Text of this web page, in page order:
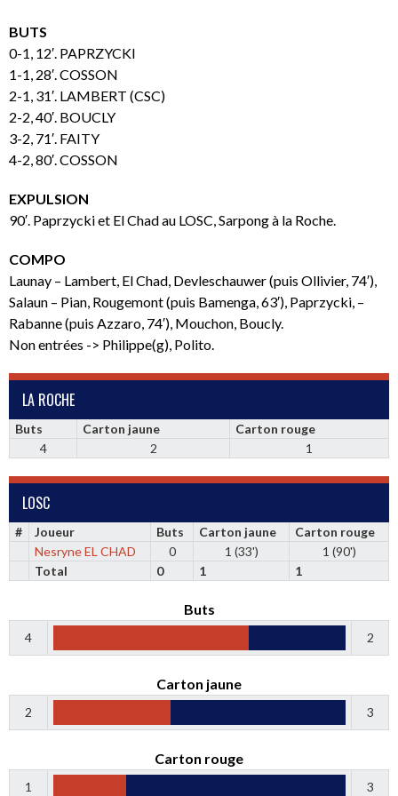
BUTS
0-1, 12′. PAPRZYCKI
1-1, 28′. COSSON
2-1, 31′. LAMBERT (CSC)
2-2, 40′. BOUCLY
3-2, 71′. FAITY
4-2, 80′. COSSON
EXPULSION
90′. Paprzycki et El Chad au LOSC, Sarpong à la Roche.
COMPO
Launay – Lambert, El Chad, Devleschauwer (puis Ollivier, 74′),
Salaun – Pian, Rougemont (puis Bamenga, 63′), Paprzycki, –
Rabanne (puis Azzaro, 74′), Mouchon, Boucly.
Non entrées -> Philippe(g), Polito.
LA ROCHE
Buts Carton jaune
Carton rouge
4
2 1
LOSC
# Joueur Buts Carton jaune
Carton rouge
Nesryne EL CHAD
0 1 (33')
1 (90')
Total
0 1 1
Buts
4 2
Carton jaune
2 3
Carton rouge
1 3